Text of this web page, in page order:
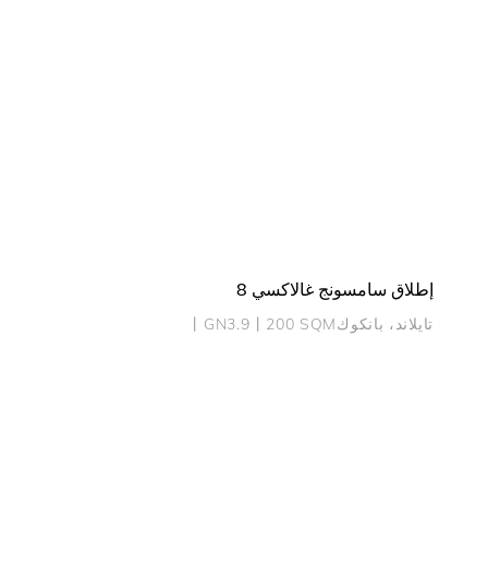
إطلاق سامسونج غالاكسي 8
تايلاند، بانكوك丨GN3.9丨200 SQM